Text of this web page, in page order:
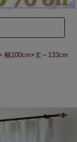
幅100cm×丈～133cm